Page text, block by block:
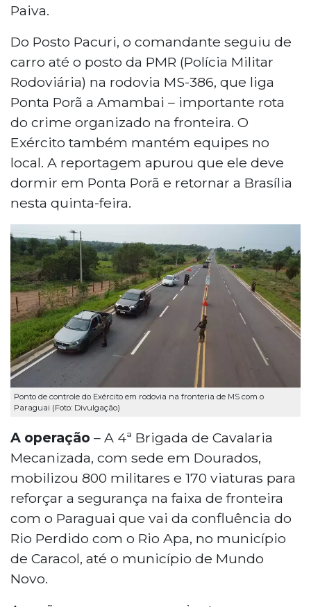
Paiva.
Do Posto Pacuri, o comandante seguiu de
carro até o posto da PMR (Polícia Militar
Rodoviária) na rodovia MS-386, que liga
Ponta Porã a Amambai – importante rota
do crime organizado na fronteira. O
Exército também mantém equipes no
local. A reportagem apurou que ele deve
dormir em Ponta Porã e retornar a Brasília
nesta quinta-feira.
Ponto de controle do Exército em rodovia na fronteria de MS com o
Paraguai (Foto: Divulgação)
A operação – A 4ª Brigada de Cavalaria
Mecanizada, com sede em Dourados,
mobilizou 800 militares e 170 viaturas para
reforçar a segurança na faixa de fronteira
com o Paraguai que vai da confluência do
Rio Perdido com o Rio Apa, no município
de Caracol, até o município de Mundo
Novo.